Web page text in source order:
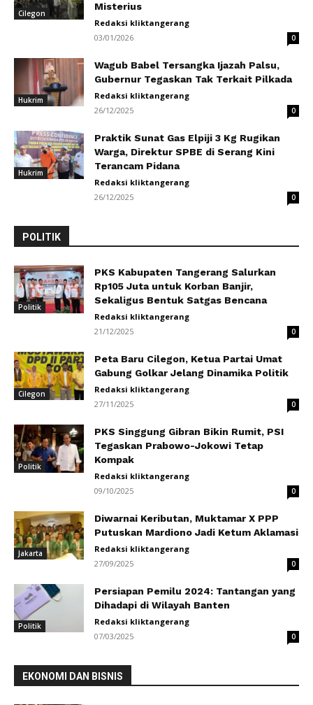
Cilegon
Misterius
Redaksi kliktangerang
03/01/2026
0
Hukrim
Wagub Babel Tersangka Ijazah Palsu,
Gubernur Tegaskan Tak Terkait Pilkada
Redaksi kliktangerang
26/12/2025
0
Hukrim
Praktik Sunat Gas Elpiji 3 Kg Rugikan
Warga, Direktur SPBE di Serang Kini
Terancam Pidana
Redaksi kliktangerang
26/12/2025
0
POLITIK
Politik
PKS Kabupaten Tangerang Salurkan
Rp105 Juta untuk Korban Banjir,
Sekaligus Bentuk Satgas Bencana
Redaksi kliktangerang
21/12/2025
0
Cilegon
Peta Baru Cilegon, Ketua Partai Umat
Gabung Golkar Jelang Dinamika Politik
Redaksi kliktangerang
27/11/2025
0
Politik
PKS Singgung Gibran Bikin Rumit, PSI
Tegaskan Prabowo-Jokowi Tetap
Kompak
Redaksi kliktangerang
09/10/2025
0
Jakarta
Diwarnai Keributan, Muktamar X PPP
Putuskan Mardiono Jadi Ketum Aklamasi
Redaksi kliktangerang
27/09/2025
0
Politik
Persiapan Pemilu 2024: Tantangan yang
Dihadapi di Wilayah Banten
Redaksi kliktangerang
07/03/2025
0
EKONOMI DAN BISNIS